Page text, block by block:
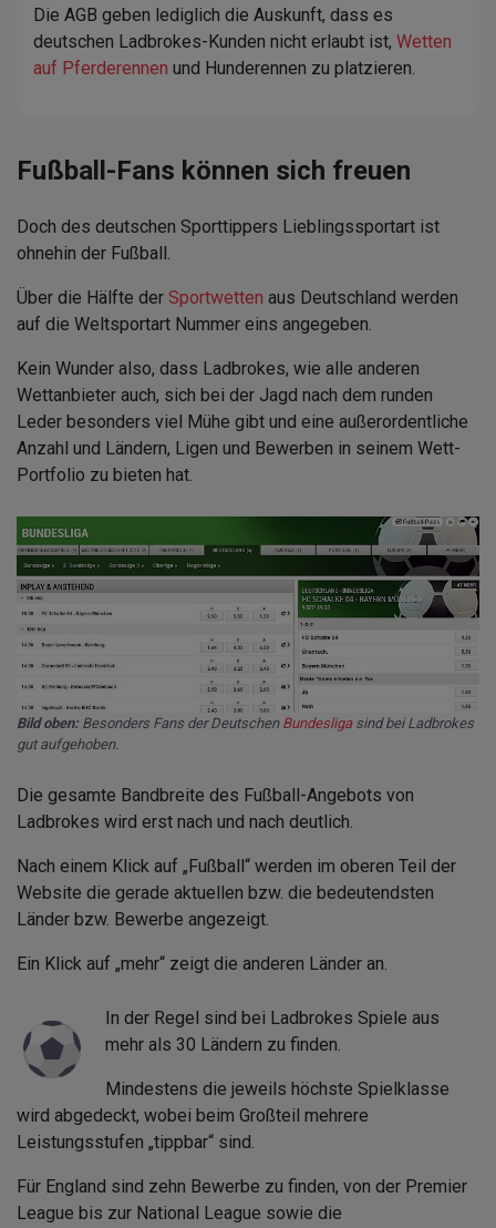
Die AGB geben lediglich die Auskunft, dass es
deutschen Ladbrokes-Kunden nicht erlaubt ist, Wetten
auf Pferderennen und Hunderennen zu platzieren.
Fußball-Fans können sich freuen
Doch des deutschen Sporttippers Lieblingssportart ist
ohnehin der Fußball.
Über die Hälfte der Sportwetten aus Deutschland werden
auf die Weltsportart Nummer eins angegeben.
Kein Wunder also, dass Ladbrokes, wie alle anderen
Wettanbieter auch, sich bei der Jagd nach dem runden
Leder besonders viel Mühe gibt und eine außerordentliche
Anzahl und Ländern, Ligen und Bewerben in seinem Wett-
Portfolio zu bieten hat.
Bild oben:Besonders Fans der Deutschen Bundesligasind bei Ladbrokes
gut aufgehoben.
Die gesamte Bandbreite des Fußball-Angebots von
Ladbrokes wird erst nach und nach deutlich.
Nach einem Klick auf „Fußball“ werden im oberen Teil der
Website die gerade aktuellen bzw. die bedeutendsten
Länder bzw. Bewerbe angezeigt.
Ein Klick auf „mehr“ zeigt die anderen Länder an.
In der Regel sind bei Ladbrokes Spiele aus
mehr als 30 Ländern zu finden.
Mindestens die jeweils höchste Spielklasse
wird abgedeckt, wobei beim Großteil mehrere
Leistungsstufen „tippbar“ sind.
Für England sind zehn Bewerbe zu finden, von der Premier
League bis zur National League sowie die